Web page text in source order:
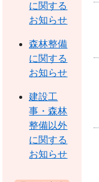
に関する
お知らせ
森林整備
に関する
お知らせ
建設工
事・森林
整備以外
に関する
お知らせ